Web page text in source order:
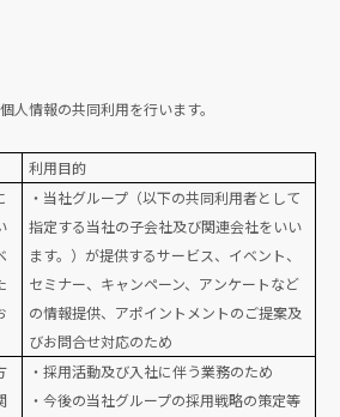
人情報の共同利用を行います。
利用目的
・当社グループ（以下の共同利用者として
指定する当社の子会社及び関連会社をいい
ます。）が提供するサービス、イベント、
セミナー、キャンペーン、アンケートなど
の情報提供、アポイントメントのご提案及
びお問合せ対応のため
・採用活動及び入社に伴う業務のため
・今後の当社グループの採用戦略の策定等